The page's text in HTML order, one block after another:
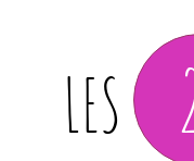
LES